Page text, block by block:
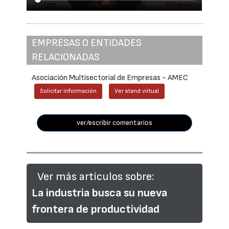
EMPRESAS O ENTIDADES
RELACIONADAS
Asociación Multisectorial de Empresas - AMEC
Solicitar información Ver stand virtual
ver/escribir comentarios
Ver más artículos sobre:
La industria busca su nueva
frontera de productividad